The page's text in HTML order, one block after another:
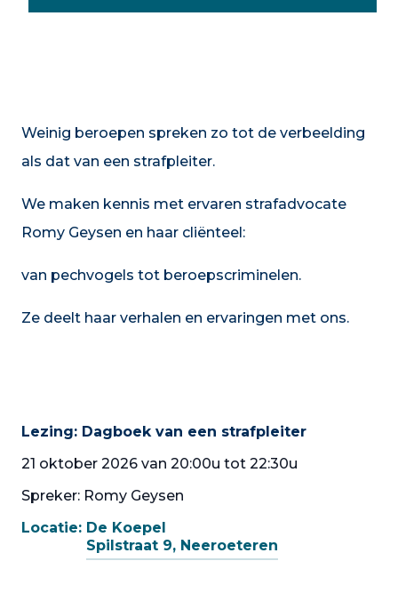
Weinig beroepen spreken zo tot de verbeelding
als dat van een strafpleiter.
We maken kennis met ervaren strafadvocate
Romy Geysen en haar cliënteel:
van pechvogels tot beroepscriminelen.
Ze deelt haar verhalen en ervaringen met ons.
Lezing: Dagboek van een strafpleiter
21 oktober 2026 van 20:00u tot 22:30u
Spreker: Romy Geysen
Locatie: De Koepel
Spilstraat 9, Neeroeteren